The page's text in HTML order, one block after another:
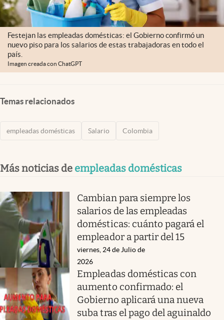
Festejan las empleadas domésticas: el Gobierno confirmó un
nuevo piso para los salarios de estas trabajadoras en todo el
país.
Imagen creada con ChatGPT
Temas relacionados
empleadas domésticas Salario Colombia
Más noticias de empleadas domésticas
Cambian para siempre los
salarios de las empleadas
domésticas: cuánto pagará el
empleador a partir del 15
viernes, 24 de Julio de
2026
Empleadas domésticas con
aumento confirmado: el
Gobierno aplicará una nueva
suba tras el pago del aguinaldo